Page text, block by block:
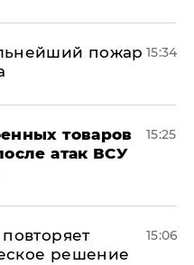
пожар 15:34
товаров
атак ВСУ
15:25
решение
15:06